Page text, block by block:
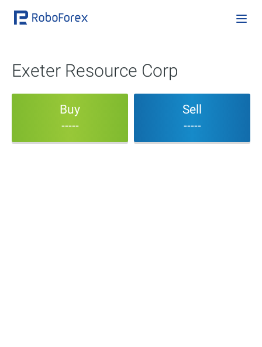
Exeter Resource Corp
Buy
-----
Sell
-----